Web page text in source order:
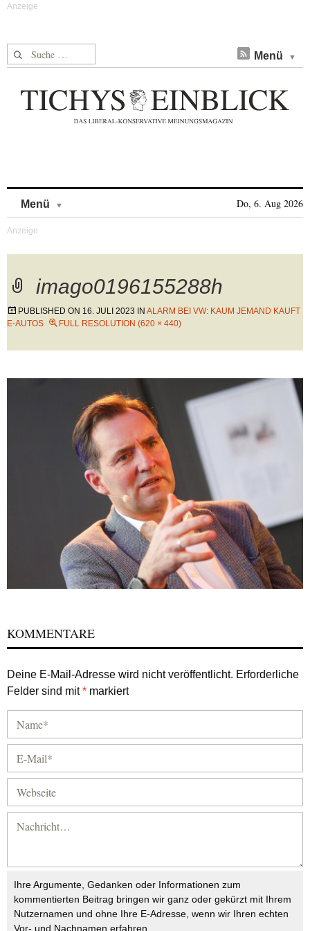
Suche nach: Menü
Menü Do, 6. Aug 2026
imago0196155288h
PUBLISHED ON 16. JULI 2023 IN ALARM BEI VW: KAUM JEMAND KAUFT
E-AUTOS
FULL RESOLUTION (620 × 440)
KOMMENTARE
Deine E-Mail-Adresse wird nicht veröffentlicht. Erforderliche
Felder sind mit* markiert
Ihre Argumente, Gedanken oder Informationen zum
kommentierten Beitrag bringen wir ganz oder gekürzt mit Ihrem
Nutzernamen und ohne Ihre E-Adresse, wenn wir Ihren echten
Vor- und Nachnamen erfahren.